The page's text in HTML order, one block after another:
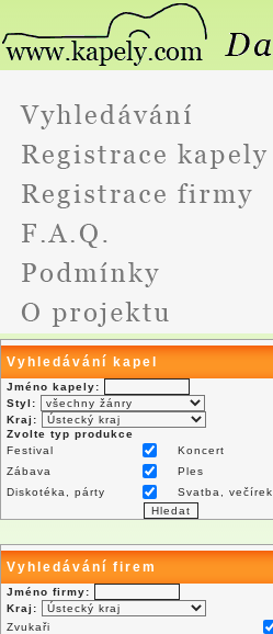
Vyhledávání kapel
Jméno kapely:
Styl:
Kraj:
Zvolte typ produkce
Festival
Koncert
Zábava
Ples
Diskotéka, párty
Svatba, večírek
Vyhledávání firem
Jméno firmy:
Kraj:
Zvukaři